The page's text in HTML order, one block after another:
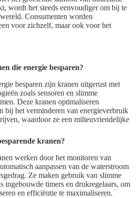
wordt het steeds eenvoudiger om bij te
Consumenten worden
voor zichzelf, maar ook voor het
die energie besparen?
besparen zijn kranen uitgerust met
zoals sensoren en slimme
Deze kranen optimaliseren
bij het verminderen van energieverbruik
waardoor ze een milieuvriendelijke
kranen?
werken door het monitoren van
aanpassen van de waterstroom
Ze maken gebruik van slimme
ingebouwde timers en drukregelaars, om
en efficiëntie te maximaliseren.